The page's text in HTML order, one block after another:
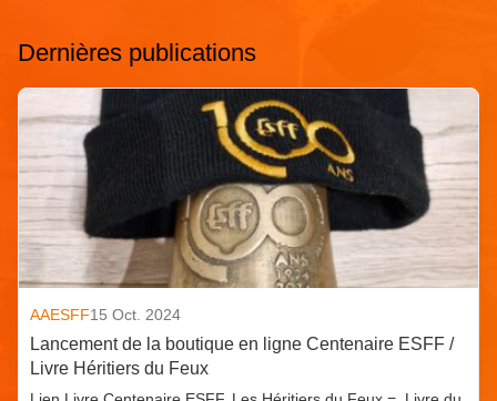
Dernières publications
AAESFF15 Oct. 2024
Lancement de la boutique en ligne Centenaire ESFF /
Livre Héritiers du Feux